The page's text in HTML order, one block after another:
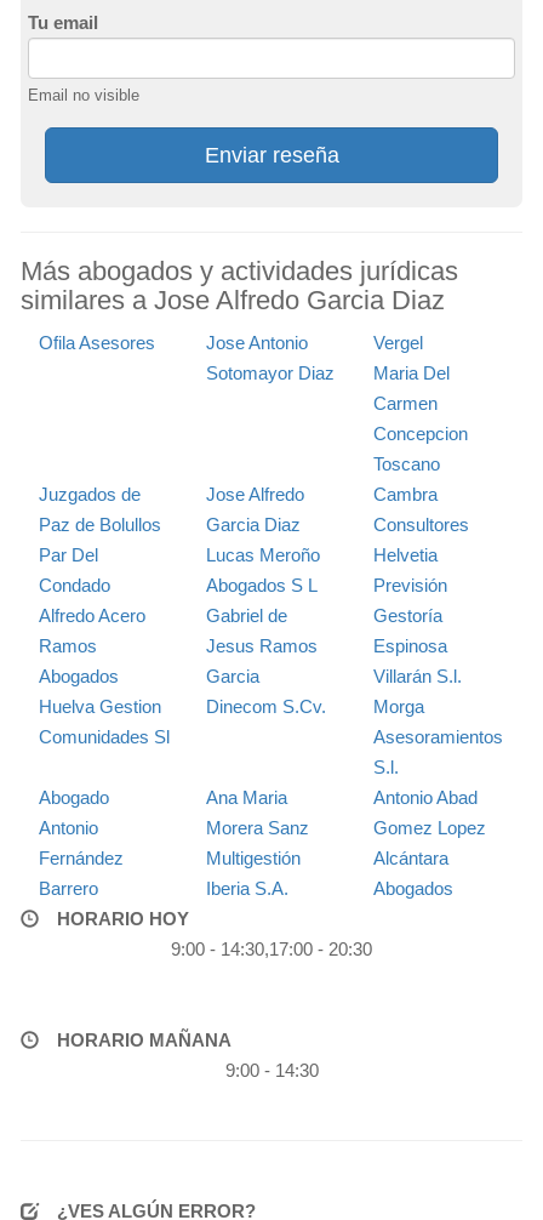
Tu email
Email no visible
Enviar reseña
Más abogados y actividades jurídicas
similares a Jose Alfredo Garcia Diaz
Ofila Asesores
Jose Antonio
Sotomayor Diaz
Vergel
Maria Del
Carmen
Concepcion
Toscano
Juzgados de
Paz de Bolullos
Par Del
Condado
Jose Alfredo
Garcia Diaz
Cambra
Consultores
Lucas Meroño
Abogados S L
Helvetia
Previsión
Alfredo Acero
Ramos
Abogados
Gabriel de
Jesus Ramos
Garcia
Gestoría
Espinosa
Villarán S.l.
Huelva Gestion
Comunidades Sl
Dinecom S.Cv.
Morga
Asesoramientos
S.l.
Abogado
Antonio
Fernández
Barrero
Ana Maria
Morera Sanz
Antonio Abad
Gomez Lopez
Multigestión
Iberia S.A.
Alcántara
Abogados
HORARIO HOY
9:00 - 14:30,17:00 - 20:30
HORARIO MAÑANA
9:00 - 14:30
¿VES ALGÚN ERROR?